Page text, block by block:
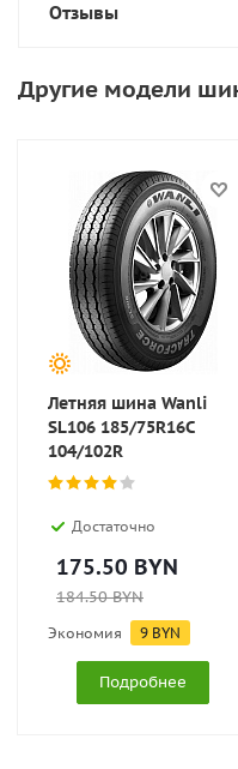
Отзывы
Другие модели
Летняя шина Wanli
SL106 185/75R16C
104/102R
Достаточно
175.50 BYN
184.50BYN
Экономия 9 BYN
Подробнее